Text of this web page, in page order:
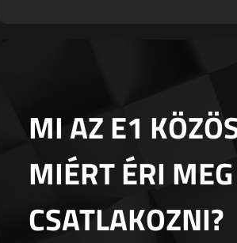
MI AZ E1
MIÉRT ÉRI MEG
CSATLAKOZNI?